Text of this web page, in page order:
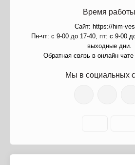
Время работы
Сайт: https://him-
Пн-чт: с 9-00 до 17-40, пт: с 9-00
выходные дни.
Обратная связь в онлайн
Мы в социальных